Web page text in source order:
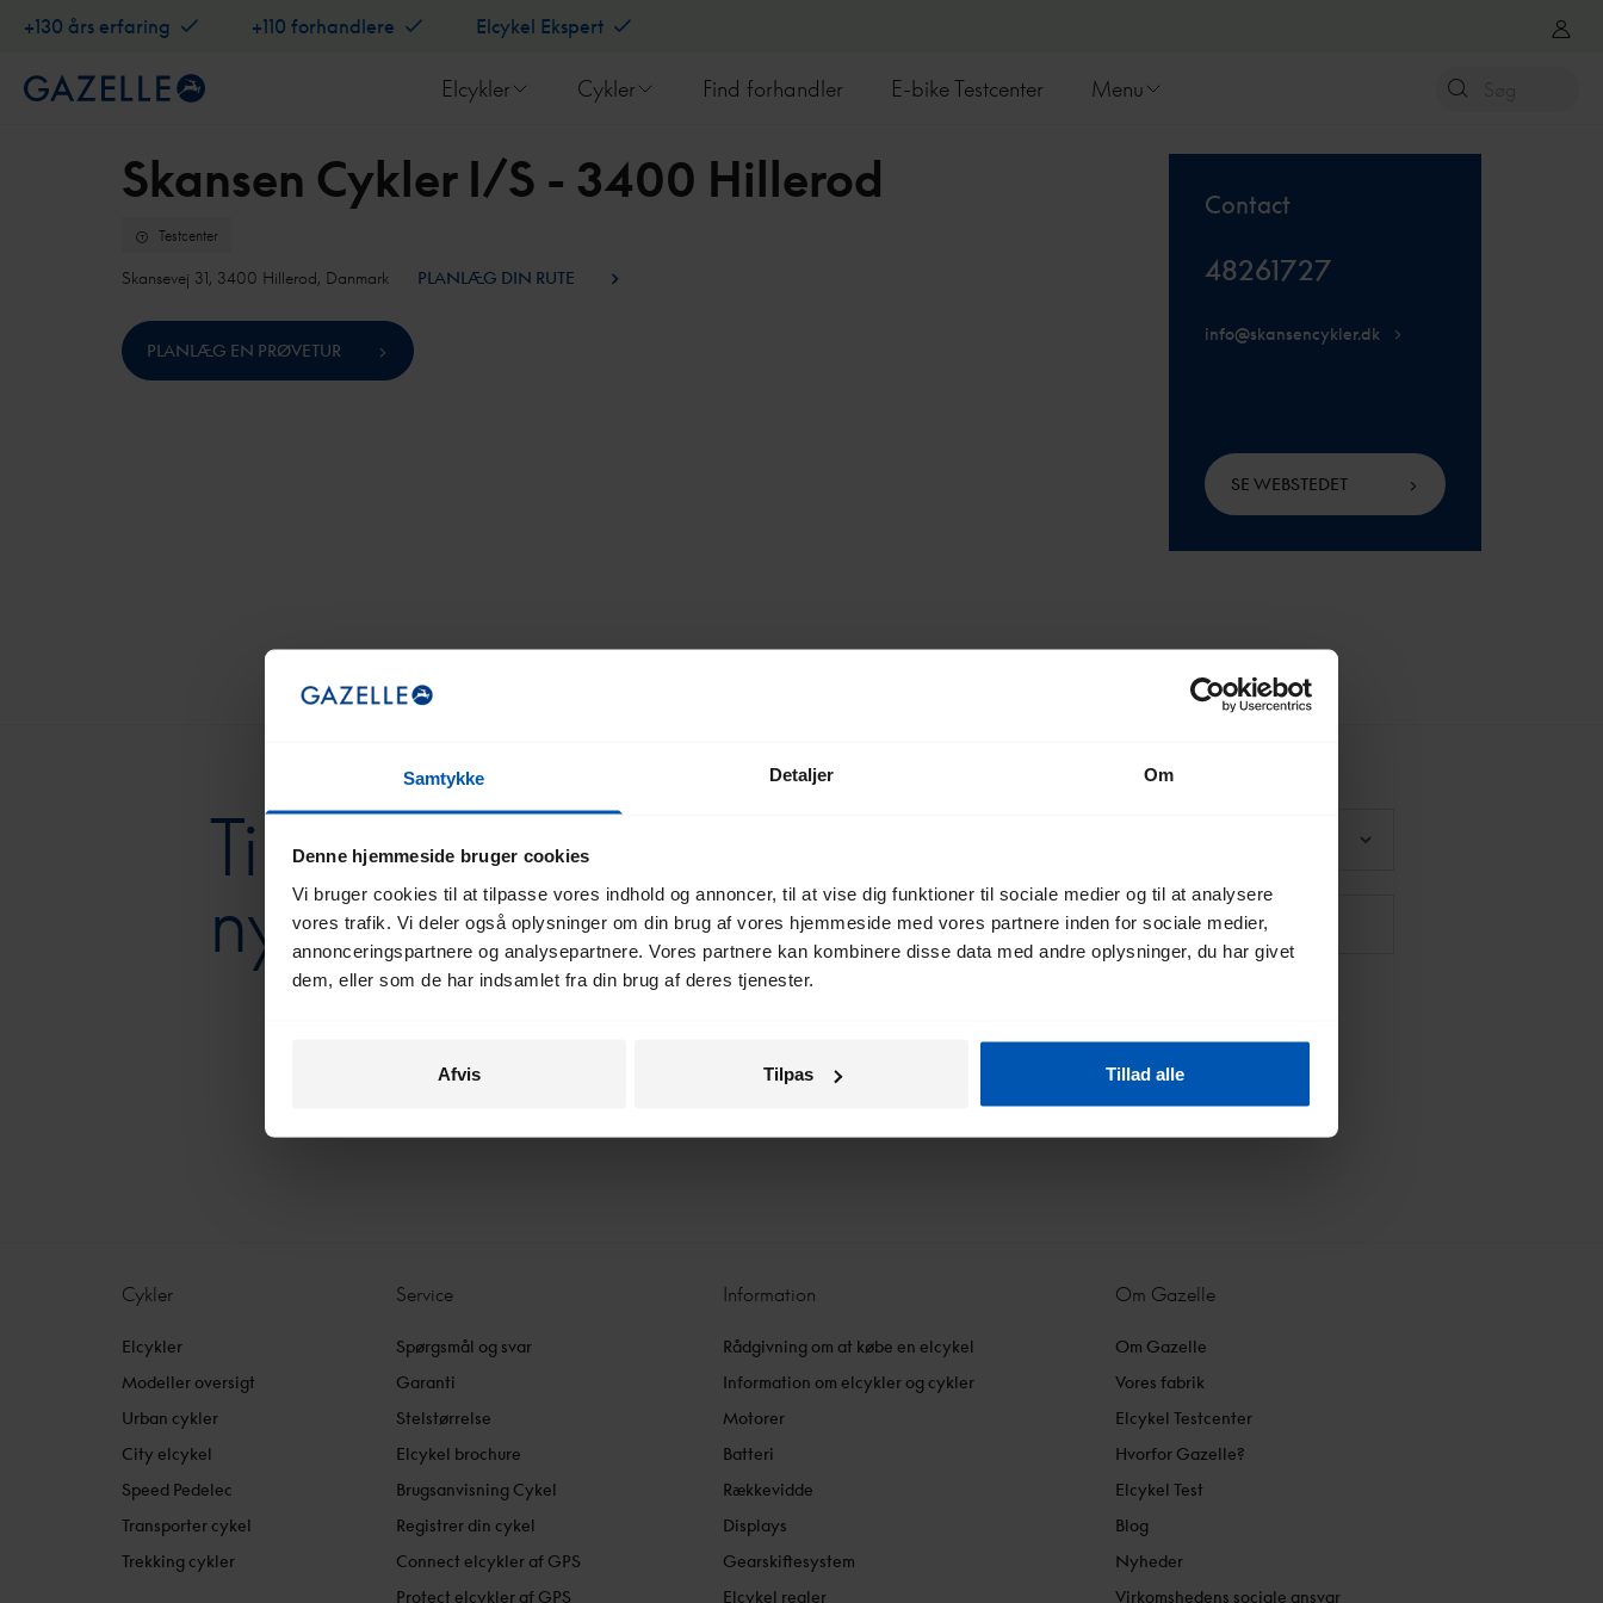
Samtykke Detaljer Om
Denne hjemmeside bruger cookies
Vi bruger cookies til at tilpasse vores indhold og annoncer, til at vise dig funktioner til sociale medier og til at analysere
vores trafik. Vi deler også oplysninger om din brug af vores hjemmeside med vores partnere inden for sociale medier,
annonceringspartnere og analysepartnere. Vores partnere kan kombinere disse data med andre oplysninger, du har givet
dem, eller som de har indsamlet fra din brug af deres tjenester.
Afvis Tilpas Tillad alle
+130 års erfaring +110 forhandlere Elcykel Ekspert
Elcykler Cykler Find forhandler E-bike Testcenter Menu
Skansen Cykler I/S - 3400 Hillerod
Testcenter
Skansevej 31, 3400 Hillerod, Danmark PLANLÆG DIN RUTE
PLANLÆG EN PRØVETUR
Contact
48261727
info@skansencykler.dk
SE WEBSTEDET
Tilmeld dig vores
nyhedsbrev
Cykler
Elcykler
Modeller oversigt
Urban cykler
City elcykel
Speed Pedelec
Transporter cykel
Trekking cykler
Service
Spørgsmål og svar
Garanti
Stelstørrelse
Elcykel brochure
Brugsanvisning Cykel
Registrer din cykel
Connect elcykler af GPS
Protect elcykler af GPS
Information
Rådgivning om at købe en elcykel
Information om elcykler og cykler
Motorer
Batteri
Rækkevidde
Displays
Gearskiftesystem
Elcykel regler
Om Gazelle
Om Gazelle
Vores fabrik
Elcykel Testcenter
Hvorfor Gazelle?
Elcykel Test
Blog
Nyheder
Virkomshedens sociale ansvar